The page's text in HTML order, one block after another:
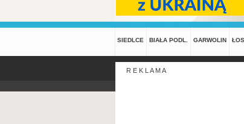
SIEDLCE BIAŁA PODL. GARWOLIN
R E K L A M A